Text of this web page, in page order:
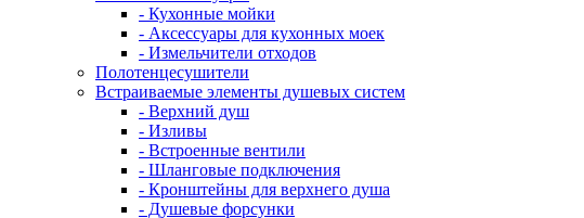
- Кухонные мойки
- Аксессуары для кухонных моек
- Измельчители отходов
Полотенцесушители
Встраиваемые элементы душевых систем
- Верхний душ
- Изливы
- Встроенные вентили
- Шланговые подключения
- Кронштейны для верхнего душа
- Душевые форсунки